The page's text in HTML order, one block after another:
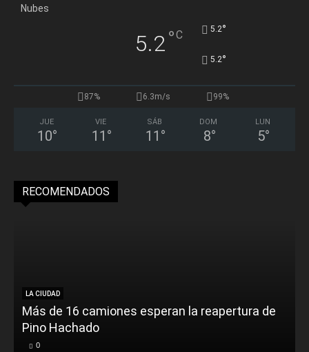
Nubes
5.2°C 5.2°
5.2°
87% 6.3m/s 99%
JUE
10°
VIE
11 °
SÁB
11 °
DOM
8°
LUN
5°
RECOMENDADOS
LA CIUDAD
Más de 16 camiones esperan la reapertura de
Pino Hachado
0